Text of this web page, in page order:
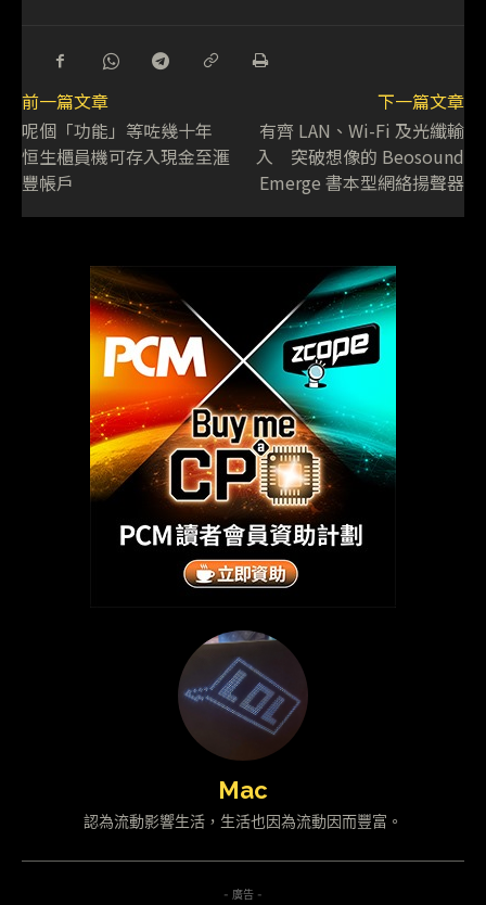
前一篇文章
呢個「功能」等咗幾十年
恒生櫃員機可存入現金至滙
豐帳戶
下一篇文章
有齊 LAN、Wi-Fi 及光纖輸
入 突破想像的 Beosound
Emerge 書本型網絡揚聲器
Mac
認為流動影響生活，生活也因為流動因而豐富。
- 廣告 -